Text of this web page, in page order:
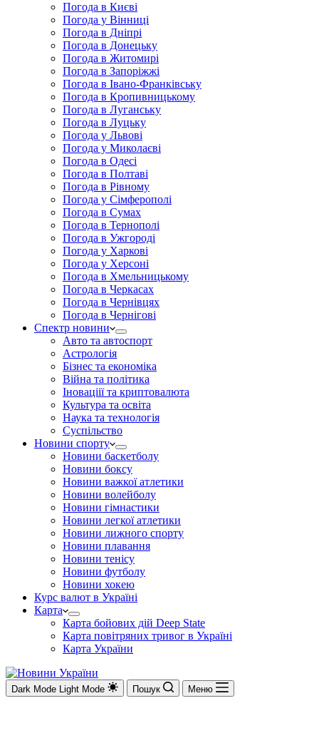
Погода в Києві
Погода у Вінниці
Погода в Дніпрі
Погода в Донецьку
Погода в Житомирі
Погода в Запоріжжі
Погода в Івано-Франківську
Погода в Кропивницькому
Погода в Луганську
Погода в Луцьку
Погода у Львові
Погода у Миколаєві
Погода в Одесі
Погода в Полтаві
Погода в Рівному
Погода у Сімферополі
Погода в Сумах
Погода в Тернополі
Погода в Ужгороді
Погода у Харкові
Погода у Херсоні
Погода в Хмельницькому
Погода в Черкасах
Погода в Чернівцях
Погода в Чернігові
Спектр новини
Авто та автоспорт
Астрологія
Бізнес та економіка
Війна та політика
Іноваціії та криптовалюта
Культура та освіта
Наука та технологія
Суспільство
Новини спорту
Новини баскетболу
Новини боксу
Новини важкої атлетики
Новини волейболу
Новини гімнастики
Новини легкої атлетики
Новини лижного спорту
Новини плавання
Новини тенісу
Новини футболу
Новини хокею
Курс валют в Україні
Карта
Карта бойових дій Deep State
Карта повітряних тривог в Україні
Карта України
Dark Mode Light Mode Пошук Меню